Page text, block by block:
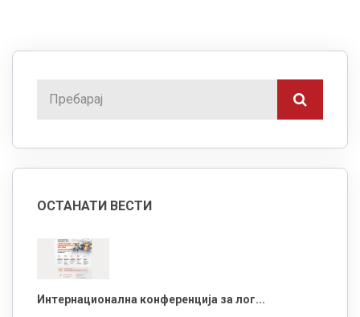
ОСТАНАТИ ВЕСТИ
Интернационална конференција за лог...